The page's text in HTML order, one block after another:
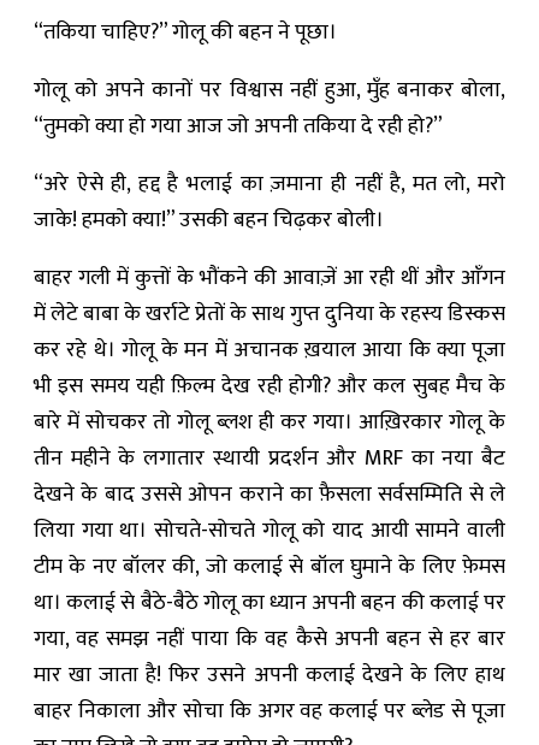
“तकिया चाहिए?” गोलू की बहन ने पूछा।
गोलू को अपने कानों पर विश्वास नहीं हुआ, मुँह बनाकर बोला,
“तुमको क्या हो गया आज जो अपनी तकिया दे रही हो?”
“अरे ऐसे ही, हद्द है भलाई का ज़माना ही नहीं है, मत लो, मरो
जाके! हमको क्या!” उसकी बहन चिढ़कर बोली।
बाहर गली में कुत्तों के भौंकने की आवाज़ें आ रही थीं और आँगन
में लेटे बाबा के खर्राटे प्रेतों के साथ गुप्त दुनिया के रहस्य डिस्कस
कर रहे थे। गोलू के मन में अचानक ख़याल आया कि क्या पूजा
भी इस समय यही फ़िल्म देख रही होगी? और कल सुबह मैच के
बारे में सोचकर तो गोलू ब्लश ही कर गया। आख़िरकार गोलू के
तीन महीने के लगातार स्थायी प्रदर्शन और MRF का नया बैट
देखने के बाद उससे ओपन कराने का फ़ैसला सर्वसम्मिति से ले
लिया गया था। सोचते-सोचते गोलू को याद आयी सामने वाली
टीम के नए बॉलर की, जो कलाई से बॉल घुमाने के लिए फ़ेमस
था। कलाई से बैठे-बैठे गोलू का ध्यान अपनी बहन की कलाई पर
गया, वह समझ नहीं पाया कि वह कैसे अपनी बहन से हर बार
मार खा जाता है! फिर उसने अपनी कलाई देखने के लिए हाथ
बाहर निकाला और सोचा कि अगर वह कलाई पर ब्लेड से पूजा